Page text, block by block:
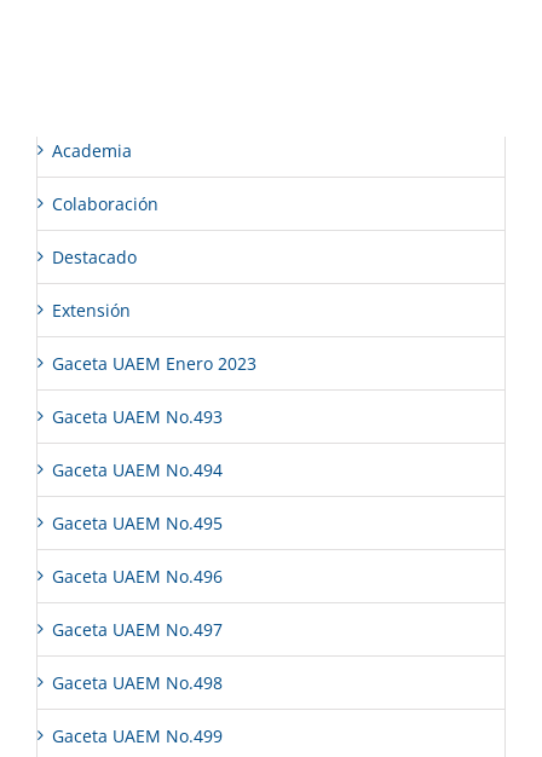
Academia
Colaboración
Destacado
Extensión
Gaceta UAEM Enero 2023
Gaceta UAEM No.493
Gaceta UAEM No.494
Gaceta UAEM No.495
Gaceta UAEM No.496
Gaceta UAEM No.497
Gaceta UAEM No.498
Gaceta UAEM No.499